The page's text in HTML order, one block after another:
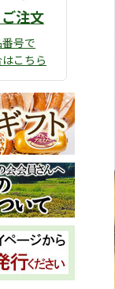
注文
号で
こちら